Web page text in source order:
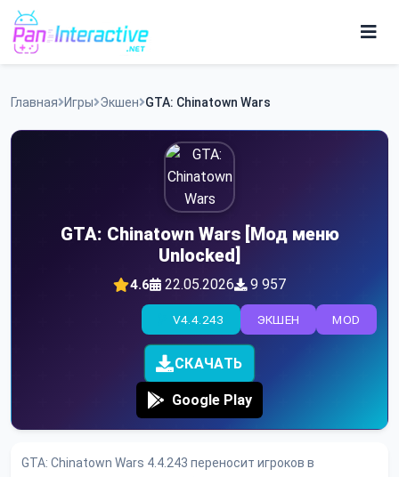
Skip
content
Программы
Главная Игры Экшен GTA: Chinatown Wars
GTA: Chinatown Wars [Мод меню
Unlocked]
4.6 22.05.2026 9 957
MOD
ЭКШЕН
V4.4.243
СКАЧАТЬ
Google Play
GTA: Chinatown Wars 4.4.243 переносит игроков в